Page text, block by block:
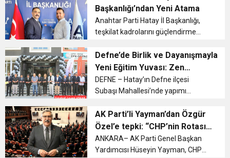
Cumhuriyet, Türk Milletinin Özgürlük
ve Onur Nişanesidir
6:19 HBB BAŞKANI ÖNTÜRK’ÜN
CUMHURİYET BAYRAMI MESAJI
17:36 KURUMLAR VERGİSİ ERTELENDİ
1:00 İTSO İŞ-KUR SGK TOPLANTI
DUYURUSU
21:40 CEYLANDERE’DE BAŞKAN EMRAH
KARAÇAY’A SEVGİ SELİ
18:22 BAŞKAN SAMİ ÜSTÜN’DEN
Erdoğan, İlçe Başkanı Mustafa
Boyacıoğlu ve AK Parti İl Kadın
Kolları Ba...
Başkanlığı’ndan Yeni Atama
Anahtar Parti Hatay İl Başkanlığı,
teşkilat kadrolarını güçlendirme
atamayı kamuoyuyla duyurdu. İl
Başkanlığı tarafından yapılan
açıklamaya göre, Ömer Faruk
Çapanoğlu...
Defne’de Birlik ve Dayanışmayla
Yeni Eğitim Yuvası: Zen
Ortaokulu Açıldı
DEFNE – Hatay’ın Defne ilçesi
Subaşı Mahallesi’nde yapımı
düzenlenen törenle hizmete girdi.
Deprem sonrası yeniden ayağa
kalkma mücadelesinde eğitimin
önemine vurgu yapılan a...
AK Parti’li Yayman’dan Özgür
Özel’e tepki: “CHP’nin Rotası
Şaşmıştır”
ANKARA– AK Parti Genel Başkan
Yardımcısı Hüseyin Yayman, CHP